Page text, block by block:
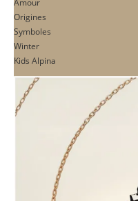
Amour
Origines
Symboles
Winter
Kids Alpina